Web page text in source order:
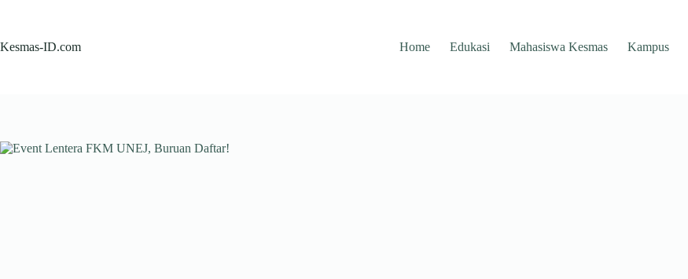
Kesmas-ID.com
Home Edukasi Mahasiswa Kesmas Kampus